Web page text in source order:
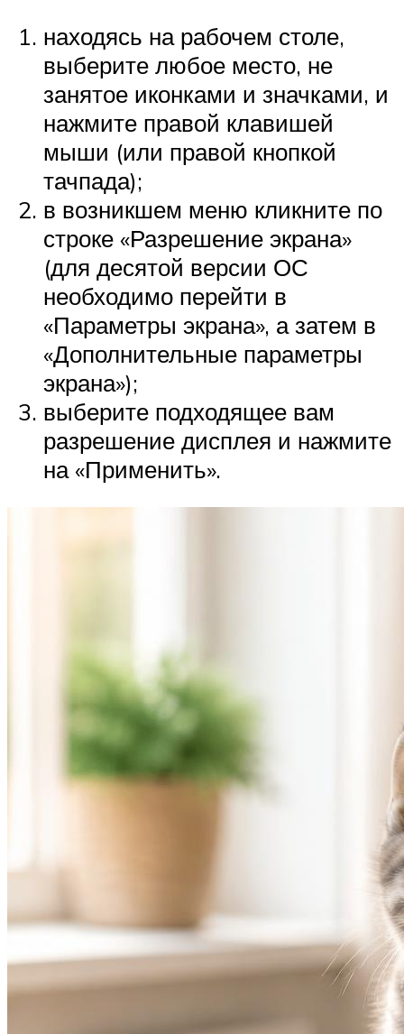
находясь на рабочем столе,
выберите любое место, не
занятое иконками и значками, и
нажмите правой клавишей
мыши (или правой кнопкой
тачпада);
в возникшем меню кликните по
строке «Разрешение экрана»
(для десятой версии ОС
необходимо перейти в
«Параметры экрана», а затем в
«Дополнительные параметры
экрана»);
выберите подходящее вам
разрешение дисплея и нажмите
на «Применить».